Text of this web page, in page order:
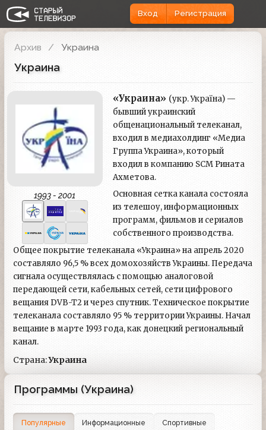
Вход Регистрация
Архив Украина
Украина
1993 - 2001
«Украина» (укр. Україна) —
бывший украинский
общенациональный телеканал,
входил в медиахолдинг «Медиа
Группа Украина», который
входил в компанию SCM Рината
Ахметова.
Основная сетка канала состояла
из телешоу, информационных
программ, фильмов и сериалов
собственного производства.
Общее покрытие телеканала «Украина» на апрель 2020
составляло 96,5 % всех домохозяйств Украины. Передача
сигнала осуществлялась с помощью аналоговой
передающей сети, кабельных сетей, сети цифрового
вещания DVB-T2 и через спутник. Техническое покрытие
телеканала составляло 95 % территории Украины. Начал
вещание в марте 1993 года, как донецкий региональный
канал.
Страна:Украина
Программы (Украина)
Популярные Информационные Спортивные